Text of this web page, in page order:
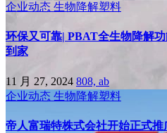
企业动态 生物降解塑料
环保又可靠| PBAT全生物降解
到家
11 月 27, 2024 808, ab
企业动态 生物降解塑料
帝人富瑞特株式会社开始正式